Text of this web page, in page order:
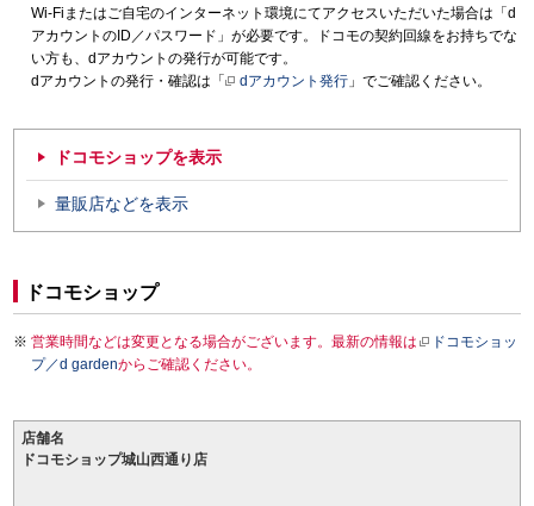
Wi-Fiまたはご自宅のインターネット環境にてアクセスいただいた場合は「d
アカウントのID／パスワード」が必要です。ドコモの契約回線をお持ちでな
い方も、dアカウントの発行が可能です。
dアカウントの発行・確認は「
dアカウント発行 」でご確認ください。
ドコモショップを表示
量販店などを表示
ドコモショップ
営業時間などは変更となる場合がございます。最新の情報は
ドコモショッ
プ／d gardenからご確認ください。
店舗名
ドコモショップ城山西通り店